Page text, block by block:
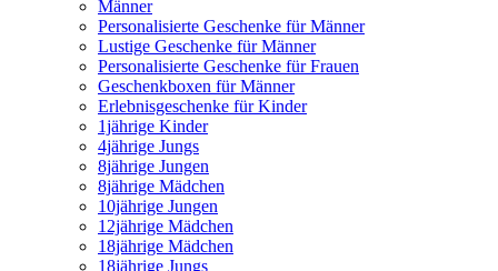
Männer
Personalisierte Geschenke für Männer
Lustige Geschenke für Männer
Personalisierte Geschenke für Frauen
Geschenkboxen für Männer
Erlebnisgeschenke für Kinder
1jährige Kinder
4jährige Jungs
8jährige Jungen
8jährige Mädchen
10jährige Jungen
12jährige Mädchen
18jährige Mädchen
18jährige Jungs